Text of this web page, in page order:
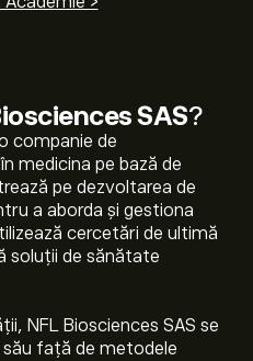
SAS?
companie de
medicina pe bază de
pe dezvoltarea de
a aborda și gestiona
cercetări de ultimă
soluții de sănătate
NFL Biosciences SAS se
față de metodele